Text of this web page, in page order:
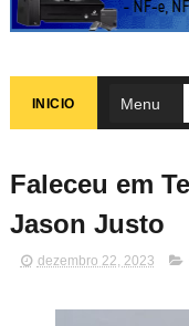
INICIO
Faleceu em
Jason Justo
dezembro 22, 2023